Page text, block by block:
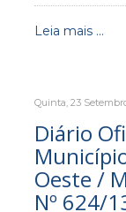
Leia mais ...
Quinta, 23
Diário
Oeste /
Nº 624/